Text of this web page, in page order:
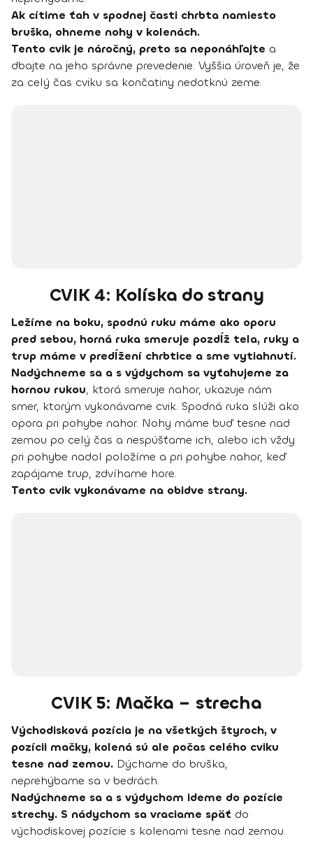
Ak cítime ťah v spodnej časti chrbta namiesto
bruška, ohneme nohy v kolenách.
Tento cvik je náročný, preto sa neponáhľajte a
dbajte na jeho správne prevedenie. Vyššia úroveň je, že
za celý čas cviku sa končatiny nedotknú zeme.
CVIK 4: Kolíska do strany
Ležíme na boku, spodnú ruku máme ako oporu
pred sebou, horná ruka smeruje pozdĺž tela, ruky a
trup máme v predĺžení chrbtice a sme vytiahnutí.
Nadýchneme sa a s výdychom sa vyťahujeme za
hornou rukou, ktorá smeruje nahor, ukazuje nám
smer, ktorým vykonávame cvik. Spodná ruka slúži ako
opora pri pohybe nahor. Nohy máme buď tesne nad
zemou po celý čas a nespúšťame ich, alebo ich vždy
pri pohybe nadol položíme a pri pohybe nahor, keď
zapájame trup, zdvíhame hore.
Tento cvik vykonávame na obidve strany.
CVIK 5: Mačka – strecha
Východisková pozícia je na všetkých štyroch, v
pozícii mačky, kolená sú ale počas celého cviku
tesne nad zemou. Dýchame do bruška,
neprehýbame sa v bedrách.
Nadýchneme sa a s výdychom ideme do pozície
strechy. S nádychom sa vraciame späť do
východiskovej pozície s kolenami tesne nad zemou.